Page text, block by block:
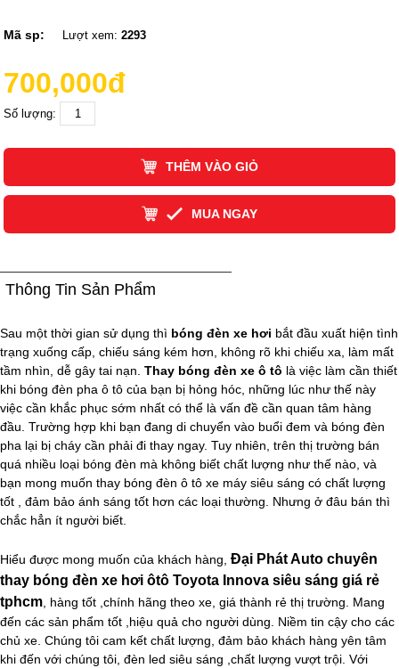
Mã sp: Lượt xem:2293
700,000đ
Số lượng:
THÊM VÀO GIỎ
MUA NGAY
Thông Tin Sản Phẩm
Sau một thời gian sử dụng thì bóng đèn xe hơi bắt đầu xuất hiện tình
trạng xuống cấp, chiếu sáng kém hơn, không rõ khi chiếu xa, làm mất
tầm nhìn, dễ gây tai nạn. Thay bóng đèn xe ô tô là việc làm cần thiết
khi bóng đèn pha ô tô của bạn bị hỏng hóc, những lúc như thế này
việc cần khắc phục sớm nhất có thể là vấn đề cần quan tâm hàng
đầu. Trường hợp khi bạn đang di chuyển vào buổi đem và bóng đèn
pha lại bị cháy cần phải đi thay ngay. Tuy nhiên, trên thị trường bán
quá nhiều loại bóng đèn mà không biết chất lượng như thế nào, và
bạn mong muốn thay bóng đèn ô tô xe máy siêu sáng có chất lượng
tốt , đảm bảo ánh sáng tốt hơn các loại thường. Nhưng ở đâu bán thì
chắc hẳn ít người biết.
Hiểu được mong muốn của khách hàng, Đại Phát Auto chuyên
thay bóng đèn xe hơi ôtô Toyota Innova siêu sáng giá rẻ
tphcm , hàng tốt ,chính hãng theo xe, giá thành rẻ thị trường. Mang
đến các sản phẩm tốt ,hiệu quả cho người dùng. Niềm tin cậy cho các
chủ xe. Chúng tôi cam kết chất lượng, đảm bảo khách hàng yên tâm
khi đến với chúng tôi, đèn led siêu sáng ,chất lượng vượt trội. Với